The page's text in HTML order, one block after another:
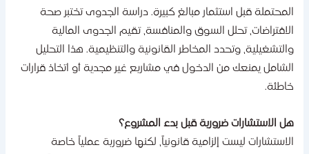
قبل استثمار مبالغ كبيرة. دراسة الجدوى تختبر صحة
تحلل السوق والمنافسة، تقيم الجدوى المالية
وتحدد المخاطر القانونية والتنظيمية. هذا التحليل
يمنعك من الدخول في مشاريع غير مجدية أو اتخاذ قرارات
الاستشارات ضرورية قبل بدء المشروع؟
ليست إلزامية قانونياً، لكنها ضرورية عملياً خاصة